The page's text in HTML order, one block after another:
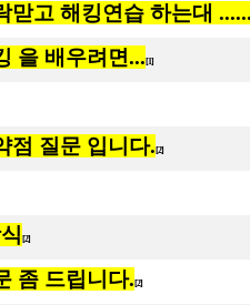
맏고 해킹연습 하는대
을 배우려면... [1]
점 질문 입니다. [2]
[2]
좀 드립니다. [2]